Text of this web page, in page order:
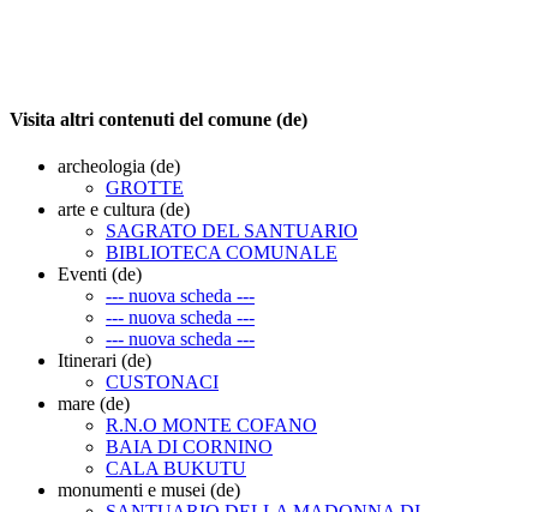
Visita altri contenuti del comune (de)
archeologia (de)
GROTTE
arte e cultura (de)
SAGRATO DEL SANTUARIO
BIBLIOTECA COMUNALE
Eventi (de)
--- nuova scheda ---
--- nuova scheda ---
--- nuova scheda ---
Itinerari (de)
CUSTONACI
mare (de)
R.N.O MONTE COFANO
BAIA DI CORNINO
CALA BUKUTU
monumenti e musei (de)